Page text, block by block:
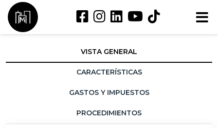
VISTA GENERAL
CARACTERÍSTICAS
GASTOS Y IMPUESTOS
PROCEDIMIENTOS